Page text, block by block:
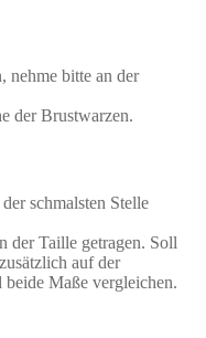
nehme bitte an der
der Brustwarzen.
schmalsten Stelle
der Taille getragen. Soll
auf der
beide Maße vergleichen.